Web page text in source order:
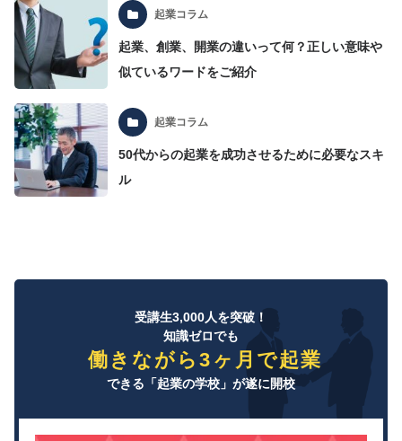
起業コラム
起業、創業、開業の違いって何？正しい意味や
似ているワードをご紹介
起業コラム
50代からの起業を成功させるために必要なスキ
ル
受講生3,000人を突破！
知識ゼロでも
働きながら3ヶ月で起業
できる「起業の学校」が遂に開校